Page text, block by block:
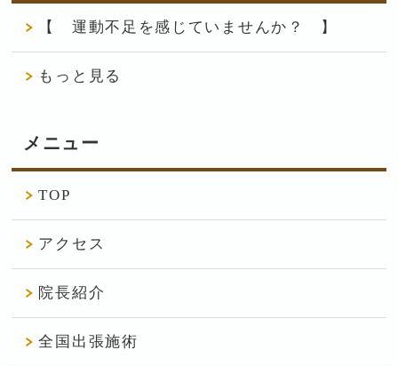
【 運動不足を感じていませんか？ 】
もっと見る
メニュー
TOP
アクセス
院長紹介
全国出張施術